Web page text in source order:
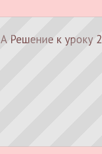
А Решение к уроку 2